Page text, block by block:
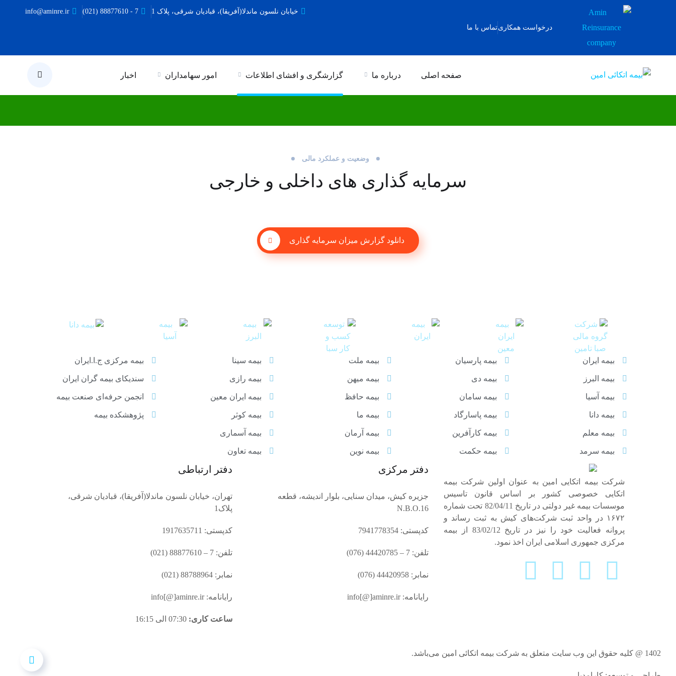
درخواست همکاریتماس با ما
خیابان نلسون ماندلا(آفریقا)، قبادیان شرقی، پلاک 1 7 - 88877610 (021)
info@aminre.ir
صفحه اصلی درباره ما گزارشگری و افشای اطلاعات امور سهامداران اخبار
میزان سرمایه گذاری در شرکت های سرمایه پذیر داخلی و خارجی
وضعیت و عملکرد مالی
سرمایه گذاری های داخلی و خارجی
دانلود گزارش میزان سرمایه گذاری
بیمه ایران
بیمه البرز
بیمه آسیا
بیمه دانا
بیمه معلم
بیمه سرمد
بیمه پارسیان
بیمه دی
بیمه سامان
بیمه پاسارگاد
بیمه کارآفرین
بیمه حکمت
بیمه ملت
بیمه میهن
بیمه حافظ
بیمه ما
بیمه آرمان
بیمه نوین
بیمه سینا
بیمه رازی
بیمه ایران معین
بیمه کوثر
بیمه آسماری
بیمه تعاون
بیمه مرکزی ج.ا.ایران
سندیکای بیمه گران ایران
انجمن حرفه‌ای صنعت بیمه
پژوهشکده بیمه
شرکت بیمه اتکایی امین به‌ عنوان اولین شرکت بیمه
اتکایی خصوصی کشور بر اساس قانون تاسیس
موسسات بیمه غیر دولتی در تاریخ 82/04/11 تحت شماره
۱۶۷۲ در واحد ثبت شرکت‌های کیش به ثبت رساند و
پروانه فعالیت خود را نیز در تاریخ 83/02/12 از بیمه
مرکزی جمهوری اسلامی ایران اخذ نمود.
دفتر مرکزی
جزیره کیش، میدان سنایی، بلوار اندیشه، قطعه
N.B.O.16
کدپستی: 7941778354
تلفن: 7 – 44420785 (076)
نمابر: 44420958 (076)
رایانامه: info[@]aminre.ir
دفتر ارتباطی
تهران، خیابان نلسون ماندلا(آفریقا)، قبادیان شرقی،
پلاک1
کدپستی: 1917635711
تلفن: 7 – 88877610 (021)
نمابر: 88788964 (021)
رایانامه: info[@]aminre.ir
ساعت کاری: 07:30 الی 16:15
1402 @ کلیه حقوق این وب سایت متعلق به شرکت بیمه اتکائی امین می‌باشد.